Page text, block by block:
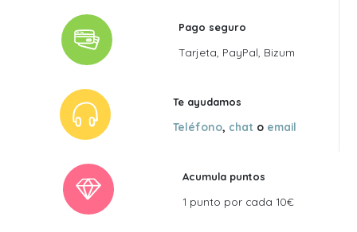
Pago seguro
Tarjeta, PayPal, Bizum
Te ayudamos
Teléfono, chat o email
Acumula puntos
1 punto por cada 10€